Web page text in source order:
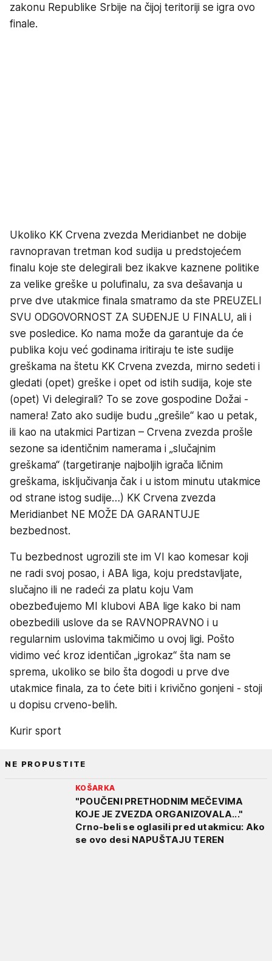
zakonu Republike Srbije na čijoj teritoriji se igra ovo
finale.
Ukoliko KK Crvena zvezda Meridianbet ne dobije
ravnopravan tretman kod sudija u predstojećem
finalu koje ste delegirali bez ikakve kaznene politike
za velike greške u polufinalu, za sva dešavanja u
prve dve utakmice finala smatramo da ste PREUZELI
SVU ODGOVORNOST ZA SUĐENJE U FINALU, ali i
sve posledice. Ko nama može da garantuje da će
publika koju već godinama iritiraju te iste sudije
greškama na štetu KK Crvena zvezda, mirno sedeti i
gledati (opet) greške i opet od istih sudija, koje ste
(opet) Vi delegirali? To se zove gospodine Dožai -
namera! Zato ako sudije budu „grešile“ kao u petak,
ili kao na utakmici Partizan – Crvena zvezda prošle
sezone sa identičnim namerama i „slučajnim
greškama“ (targetiranje najboljih igrača ličnim
greškama, isključivanja čak i u istom minutu utakmice
od strane istog sudije…) KK Crvena zvezda
Meridianbet NE MOŽE DA GARANTUJE
bezbednost.
Tu bezbednost ugrozili ste im VI kao komesar koji
ne radi svoj posao, i ABA liga, koju predstavljate,
slučajno ili ne radeći za platu koju Vam
obezbeđujemo MI klubovi ABA lige kako bi nam
obezbedili uslove da se RAVNOPRAVNO i u
regularnim uslovima takmičimo u ovoj ligi. Pošto
vidimo već kroz identičan „igrokaz“ šta nam se
sprema, ukoliko se bilo šta dogodi u prve dve
utakmice finala, za to ćete biti i krivično gonjeni - stoji
u dopisu crveno-belih.
Kurir sport
NE PROPUSTITE
KOŠARKA
"POUČENI PRETHODNIM MEČEVIMA
KOJE JE ZVEZDA ORGANIZOVALA..."
Crno-beli se oglasili pred utakmicu: Ako
se ovo desi NAPUŠTAJU TEREN